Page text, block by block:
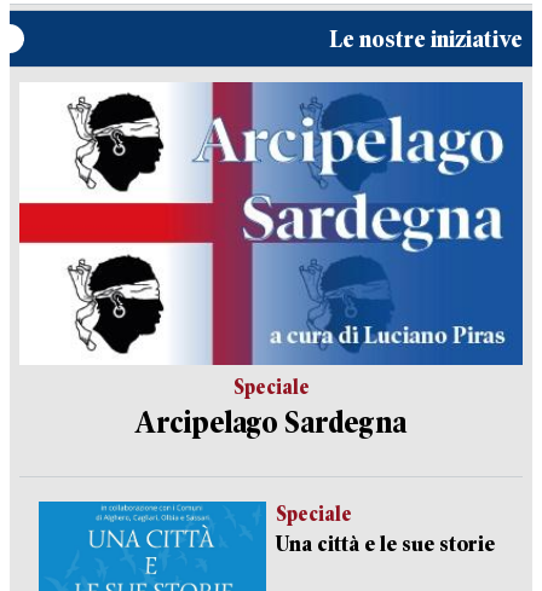
Le nostre iniziative
Speciale
Arcipelago Sardegna
Speciale
Una città e le sue storie